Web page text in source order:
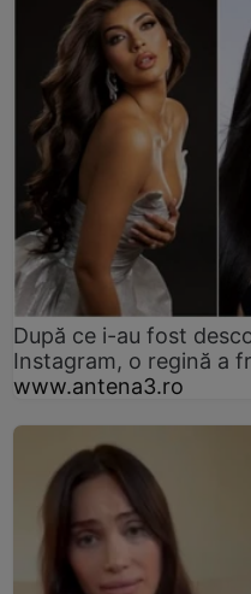
După ce i-au fost
Instagram, o regină a
www.antena3.ro